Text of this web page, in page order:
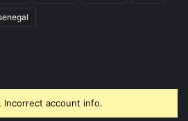
Incorrect account info.